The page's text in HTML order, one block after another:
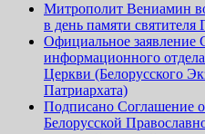
Митрополит Вениамин
в день памяти святителя
Официальное заявление
информационного
Церкви (Белорусского
Патриархата)
Подписано Соглашение
Белорусской